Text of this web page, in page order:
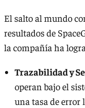
El salto al mundo
resultados de
la compañía ha
Trazabilidad y
operan bajo el
una tasa de